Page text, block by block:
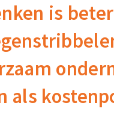
is
als